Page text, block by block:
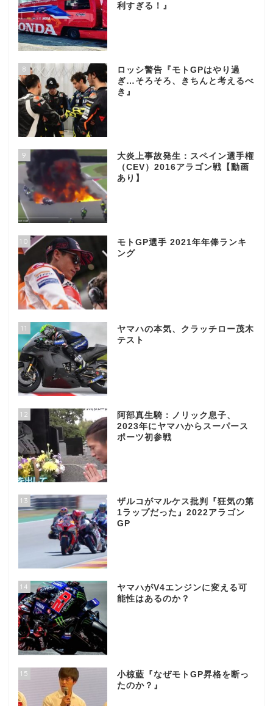
利すぎる！』
8
ロッシ警告『モトGPはやり過
ぎ…そろそろ、きちんと考えるべ
き』
9
大炎上事故発生：スペイン選手権
（CEV）2016アラゴン戦【動画
あり】
10
モトGP選手 2021年年俸ランキ
ング
11
ヤマハの本気、クラッチロー茂木
テスト
12
阿部真生騎：ノリック息子、
2023年にヤマハからスーパース
ポーツ初参戦
13
ザルコがマルケス批判『狂気の第
1ラップだった』2022アラゴン
GP
14
ヤマハがV4エンジンに変える可
能性はあるのか？
15
小椋藍『なぜモトGP昇格を断っ
たのか？』